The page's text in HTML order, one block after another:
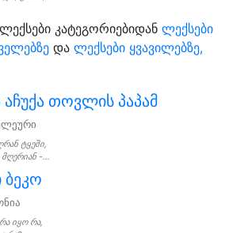
კატეგორიებიდან ლექსები
და ლექსები ყვავილებზე,
აჩუქა თოვლის პაპამ
ტყეში,
მღერიან -...
ბეკო
იყო რა,